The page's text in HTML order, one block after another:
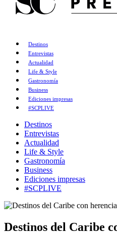
Destinos
Entrevistas
Actualidad
Life & Style
Gastronomía
Business
Ediciones impresas
#SCPLIVE
Destinos
Entrevistas
Actualidad
Life & Style
Gastronomía
Business
Ediciones impresas
#SCPLIVE
Destinos del Caribe